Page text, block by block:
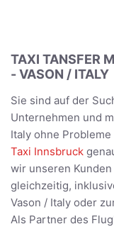
TAXI TANSFER
- VASON / ITALY
Sie sind auf der
Unternehmen und
Italy ohne
Taxi Innsbruck
wir unseren
gleichzeitig,
Vason / Italy oder
Als Partner des